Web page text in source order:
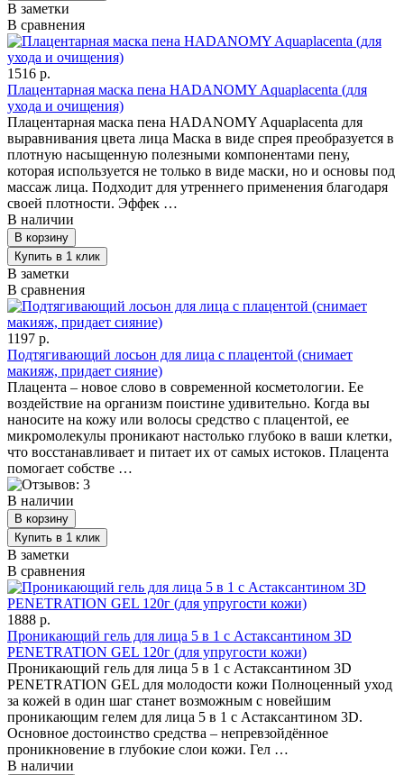
В заметки
В сравнения
1516 р.
Плацентарная маска пена HADANOMY Aquaplacenta (для
ухода и очищения)
Плацентарная маска пена HADANOMY Aquaplacenta для
выравнивания цвета лица Маска в виде спрея преобразуется в
плотную насыщенную полезными компонентами пену,
которая используется не только в виде маски, но и основы под
массаж лица. Подходит для утреннего применения благодаря
своей плотности. Эффек …
В наличии
В заметки
В сравнения
1197 р.
Подтягивающий лосьон для лица с плацентой (снимает
макияж, придает сияние)
Плацента – новое слово в современной косметологии. Ее
воздействие на организм поистине удивительно. Когда вы
наносите на кожу или волосы средство с плацентой, ее
микромолекулы проникают настолько глубоко в ваши клетки,
что восстанавливает и питает их от самых истоков. Плацента
помогает собстве …
В наличии
В заметки
В сравнения
1888 р.
Проникающий гель для лица 5 в 1 с Астаксантином 3D
PENETRATION GEL 120г (для упругости кожи)
Проникающий гель для лица 5 в 1 с Астаксантином 3D
PENETRATION GEL для молодости кожи Полноценный уход
за кожей в один шаг станет возможным с новейшим
проникающим гелем для лица 5 в 1 с Астаксантином 3D.
Основное достоинство средства – непревзойдённое
проникновение в глубокие слои кожи. Гел …
В наличии